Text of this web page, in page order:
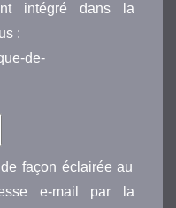
intégré dans la
:
de-
façon éclairée au
e-mail par la